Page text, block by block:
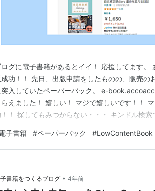
ログに電子書籍があるとイイ！ 応援してます。
成功！！ 先日、出版申請をしたものの、販売の
突入していたペーパーバック。 e-
らえました！ 嬉しい！ マジで嬉しいです！！
！！ 探してもみつからない・・・ キンドル検索
なる？！ とりあえず、良かった！！ 探してもみ
電子書籍 #ペーパーバック #LowContentBook
書籍をつくるブログ • 4年前